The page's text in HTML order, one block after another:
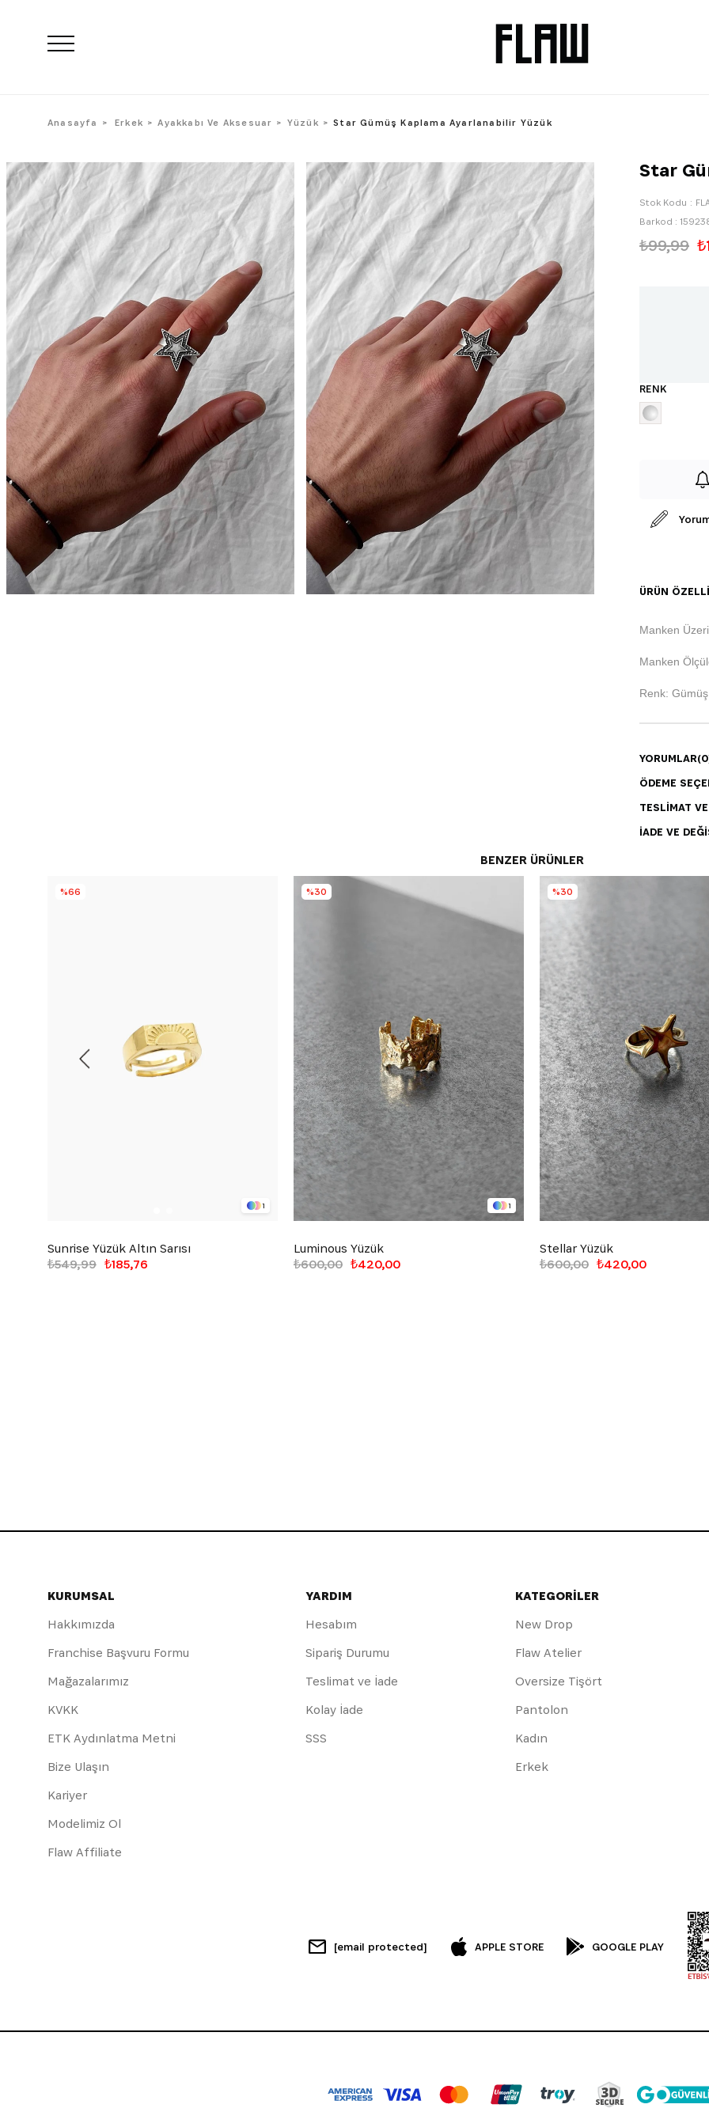
Anasayfa Erkek Ayakkabı Ve Aksesuar Yüzük Star Gümüş Kaplama Ayarlanabilir Yüzük
Star
Stok Kodu
Barkod :
₺99,99
RENK
ÜRÜN
Manken
Manken
Renk: Gümüş
YORUMLAR
ÖDEME
TESLIMAT
İADE VE
BENZER ÜRÜNLER
1
Sunrise Yüzük Altın Sarısı
₺185,76
₺549,99
%66
1
Luminous Yüzük
₺420,00
₺600,00
%30
Stellar Yüzük
₺420,00
₺600,00
%30
KURUMSAL
Hakkımızda
Franchise Başvuru Formu
Mağazalarımız
KVKK
ETK Aydınlatma Metni
Bize Ulaşın
Kariyer
Modelimiz Ol
Flaw Affiliate
YARDIM
Hesabım
Sipariş Durumu
Teslimat ve İade
Kolay İade
SSS
KATEGORİLER
New Drop
Flaw Atelier
Oversize Tişört
Pantolon
Kadın
Erkek
[email protected] APPLE STORE GOOGLE PLAY